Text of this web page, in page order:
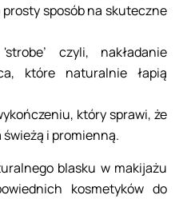
sposób na skuteczne
czyli, nakładanie
które naturalnie łapią
który sprawi, że
świeżą i promienną.
blasku w makijażu
kosmetyków do